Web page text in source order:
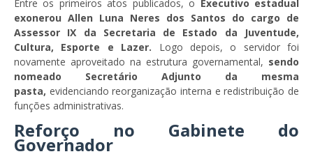
Entre os primeiros atos publicados, o Executivo estadual
exonerou Allen Luna Neres dos Santos do cargo de
Assessor IX da Secretaria de Estado da Juventude,
Cultura, Esporte e Lazer. Logo depois, o servidor foi
novamente aproveitado na estrutura governamental, sendo
nomeado Secretário Adjunto da mesma
pasta, evidenciando reorganização interna e redistribuição de
funções administrativas.
Reforço no Gabinete do
Governador